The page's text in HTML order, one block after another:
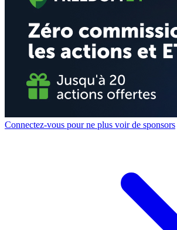
Connectez-vous pour ne plus voir de sponsors